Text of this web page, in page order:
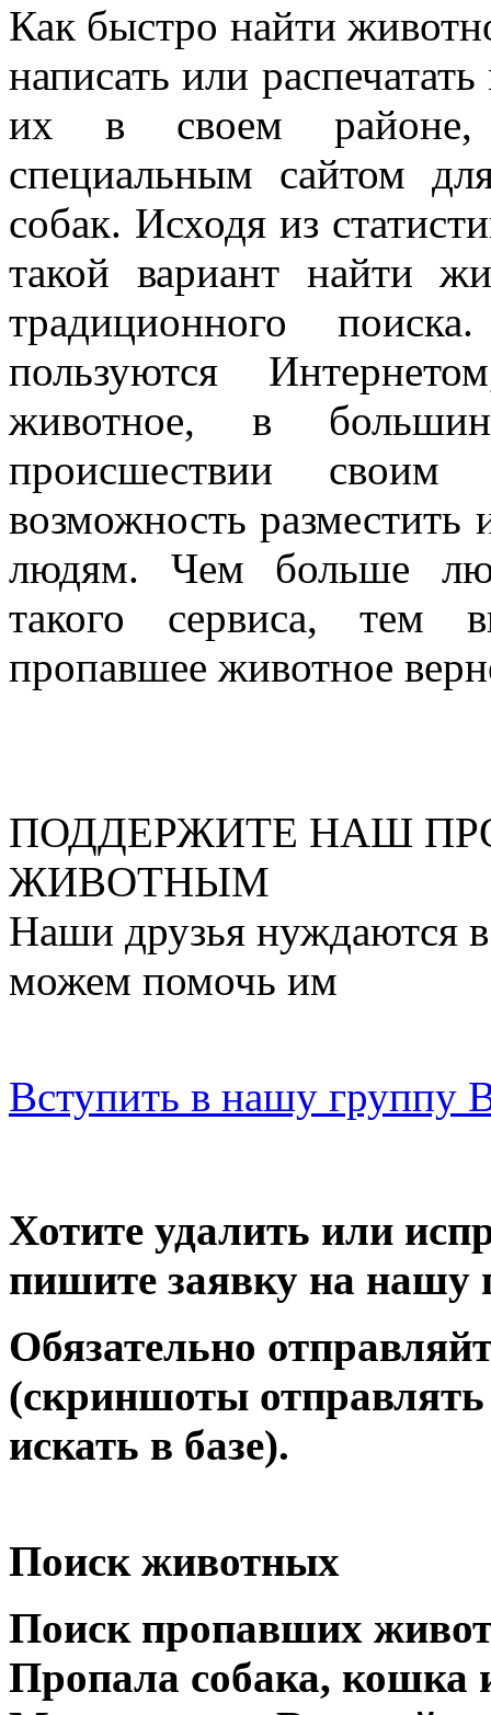
Как быстро найти
написать или
их в своем районе,
специальным сайтом
собак. Исходя из
такой вариант найти
традиционного
пользуются
животное, в
происшествии
возможность
людям. Чем больше
такого сервиса, тем
пропавшее животное
ПОДДЕРЖИТЕ НАШ
ЖИВОТНЫМ
Наши друзья нуждаются
можем помочь им
Вступить в нашу группу
Хотите удалить или
пишите заявку на нашу
Обязательно
(скриншоты
искать в базе).
Поиск животных
Поиск пропавших
Пропала собака, кошка